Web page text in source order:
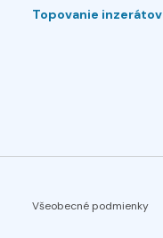
Topovanie inzerátov
Všeobecné podmienky